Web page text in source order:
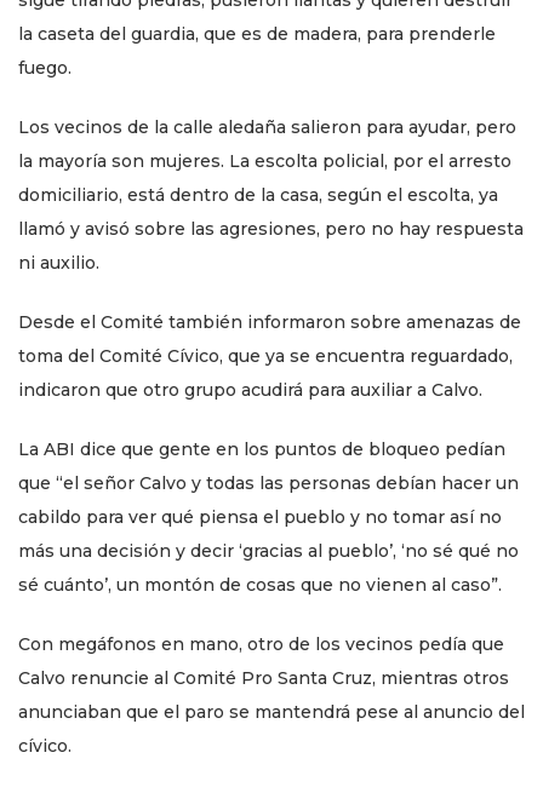
la caseta del guardia, que es de madera, para prenderle
fuego.
Los vecinos de la calle aledaña salieron para ayudar, pero
la mayoría son mujeres. La escolta policial, por el arresto
domiciliario, está dentro de la casa, según el escolta, ya
llamó y avisó sobre las agresiones, pero no hay respuesta
ni auxilio.
Desde el Comité también informaron sobre amenazas de
toma del Comité Cívico, que ya se encuentra reguardado,
indicaron que otro grupo acudirá para auxiliar a Calvo.
La ABI dice que gente en los puntos de bloqueo pedían
que “el señor Calvo y todas las personas debían hacer un
cabildo para ver qué piensa el pueblo y no tomar así no
más una decisión y decir ‘gracias al pueblo’, ‘no sé qué no
sé cuánto’, un montón de cosas que no vienen al caso”.
Con megáfonos en mano, otro de los vecinos pedía que
Calvo renuncie al Comité Pro Santa Cruz, mientras otros
anunciaban que el paro se mantendrá pese al anuncio del
cívico.